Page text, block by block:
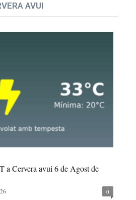
AVUI
a Cervera avui 6 de Agost de
0